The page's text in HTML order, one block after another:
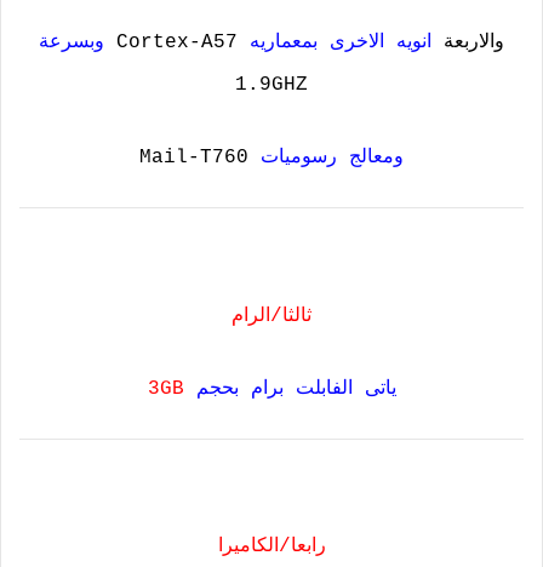
والاربعة انويه الاخرى بمعماريه Cortex-A57 وبسرعة
1.9GHZ
ومعالج رسوميات Mail-T760
ثالثا/الرام
ياتى الفابلت برام بحجم 3GB
رابعا/الكاميرا